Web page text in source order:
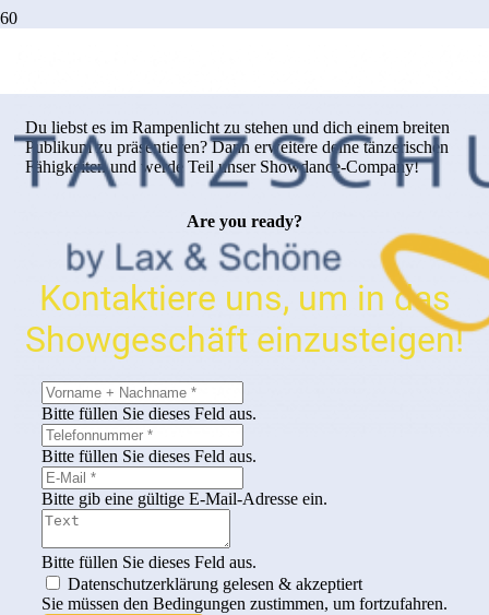
Du liebst es im Rampenlicht zu stehen und dich einem breiten
Publikum zu präsentieren? Dann erweitere deine tänzerischen
Fähigkeiten und werde Teil unser Showdance-Company!
Are you ready?
Kontaktiere uns, um in das
Showgeschäft einzusteigen!
Bitte füllen Sie dieses Feld aus.
Bitte füllen Sie dieses Feld aus.
Bitte gib eine gültige E-Mail-Adresse ein.
Bitte füllen Sie dieses Feld aus.
Datenschutzerklärung gelesen & akzeptiert
Sie müssen den Bedingungen zustimmen, um fortzufahren.